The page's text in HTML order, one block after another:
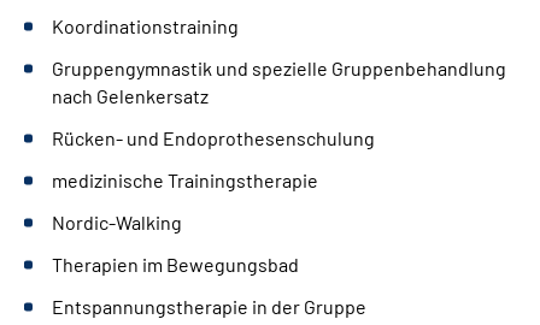
Koordinationstraining
Gruppengymnastik und spezielle Gruppenbehandlung
nach Gelenkersatz
Rücken- und Endoprothesenschulung
medizinische Trainingstherapie
Nordic-Walking
Therapien im Bewegungsbad
Entspannungstherapie in der Gruppe